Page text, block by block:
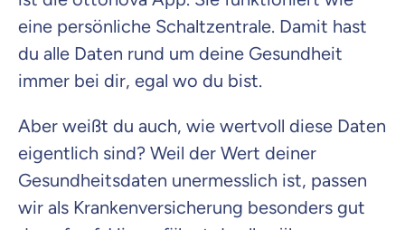
eine persönliche Schaltzentrale. Damit hast
du alle Daten rund um deine Gesundheit
immer bei dir, egal wo du bist.
Aber weißt du auch, wie wertvoll diese Daten
eigentlich sind? Weil der Wert deiner
Gesundheitsdaten unermesslich ist, passen
wir als Krankenversicherung besonders gut
Kontaktaufnahme durch ottonova.
Weiter zu deinen Informationen